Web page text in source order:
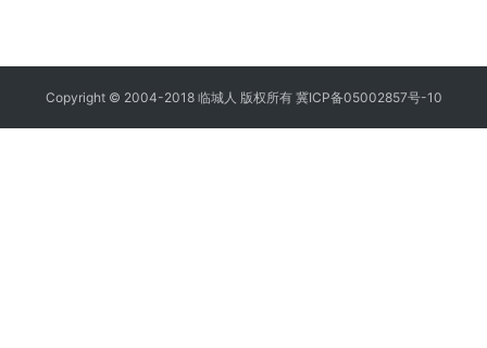
Copyright © 2004-2018 临城人 版权所有 冀ICP备05002857号-10